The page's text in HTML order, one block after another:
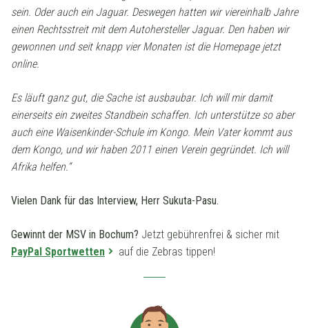
sein. Oder auch ein Jaguar. Deswegen hatten wir viereinhalb Jahre
einen Rechtsstreit mit dem Autohersteller Jaguar. Den haben wir
gewonnen und seit knapp vier Monaten ist die Homepage jetzt
online.
Es läuft ganz gut, die Sache ist ausbaubar. Ich will mir damit
einerseits ein zweites Standbein schaffen. Ich unterstütze so aber
auch eine Waisenkinder-Schule im Kongo. Mein Vater kommt aus
dem Kongo, und wir haben 2011 einen Verein gegründet. Ich will
Afrika helfen.“
Vielen Dank für das Interview, Herr Sukuta-Pasu.
Gewinnt der MSV in Bochum? Jetzt gebührenfrei & sicher mit
PayPal Sportwetten
auf die Zebras tippen!